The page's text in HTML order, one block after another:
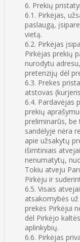
6. Prekių
6.1. Pirkėjas,
paslaugą,
vietą.
6.2. Pirkėjas
Pirkėjas prekių
nurodytu
pretenzijų dėl
6.3. Prekes
atstovas
6.4. Pardavėjas
prekių
preliminarūs,
sandėlyje nėra
apie užsakytų
išimtiniais
nenumatytų,
Tokiu atveju
Pirkėju ir
6.5. Visais
atsakomybės
prekės Pirkėjui
dėl Pirkėjo
aplinkybių.
6.6. Pirkėjas